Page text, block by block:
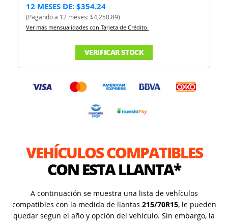
12 MESES DE: $354.24
(Pagando a 12 meses: $4,250.89)
Ver más mensualidades con Tarjeta de Crédito.
VERIFICAR STOCK
VEHÍCULOS COMPATIBLES
CON ESTA LLANTA*
A continuación se muestra una lista de vehículos
compatibles con la medida de llantas 215/70R15, le pueden
quedar segun el año y opción del vehículo. Sin embargo, la